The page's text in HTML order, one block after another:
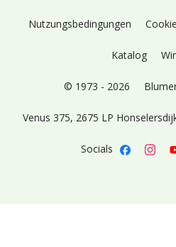
Nutzungsbedingungen
Katalog
© 1973 - 2026
Venus 375, 2675 LP
Socials